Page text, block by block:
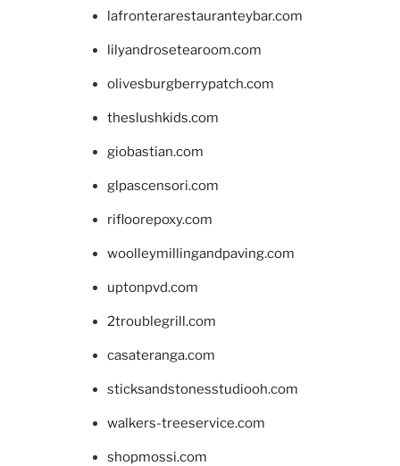
lafronterarestauranteybar.com
lilyandrosetearoom.com
olivesburgberrypatch.com
theslushkids.com
giobastian.com
glpascensori.com
rifloorepoxy.com
woolleymillingandpaving.com
uptonpvd.com
2troublegrill.com
casateranga.com
sticksandstonesstudiooh.com
walkers-treeservice.com
shopmossi.com